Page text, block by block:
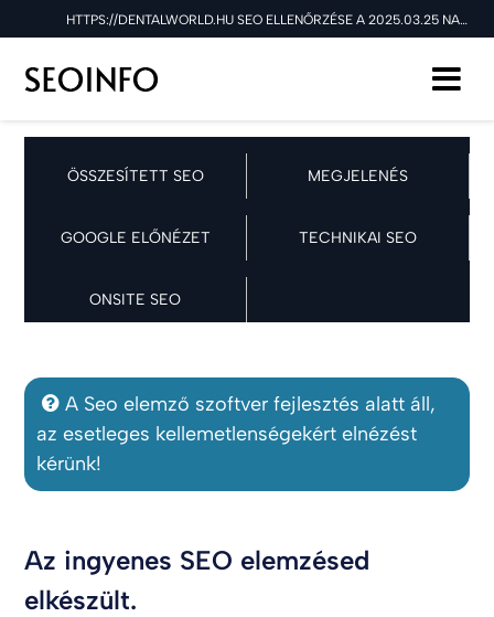
HTTPS://DENTALWORLD.HU SEO ELLENŐRZÉSE A 2025.03.25 NAPON
ÖSSZESÍTETT SEO MEGJELENÉS
GOOGLE ELŐNÉZET TECHNIKAI SEO
ONSITE SEO
A Seo elemző szoftver fejlesztés alatt áll,
az esetleges kellemetlenségekért elnézést
kérünk!
Az ingyenes SEO elemzésed
elkészült.